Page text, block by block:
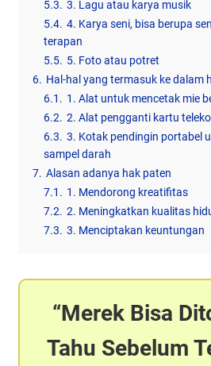
5.3. 3. Lagu atau karya musik
5.4. 4. Karya seni, bisa berupa
terapan
5.5. 5. Foto atau potret
6. Hal-hal yang termasuk ke dalam
6.1. 1. Alat untuk mencetak mie
6.2. 2. Alat pengganti kartu
6.3. 3. Kotak pendingin portabel
sampel darah
7. Alasan adanya hak paten
7.1. 1. Mendorong kreatifitas
7.2. 2. Meningkatkan kualitas
7.3. 3. Menciptakan keuntungan
Merek Bisa
Tahu Sebelum